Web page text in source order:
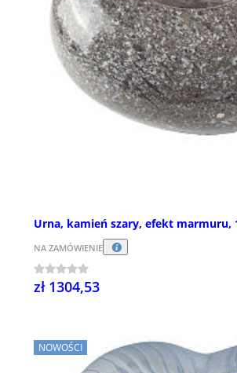
Urna, kamień szary, efekt marmuru,
NA ZAMÓWIENIE
zł 1304,53
NOWOŚCI